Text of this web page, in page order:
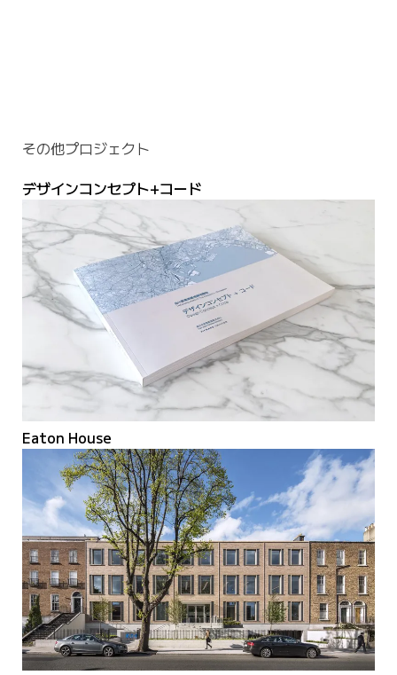
その他プロジェクト
デザインコンセプト+コード
Eaton House